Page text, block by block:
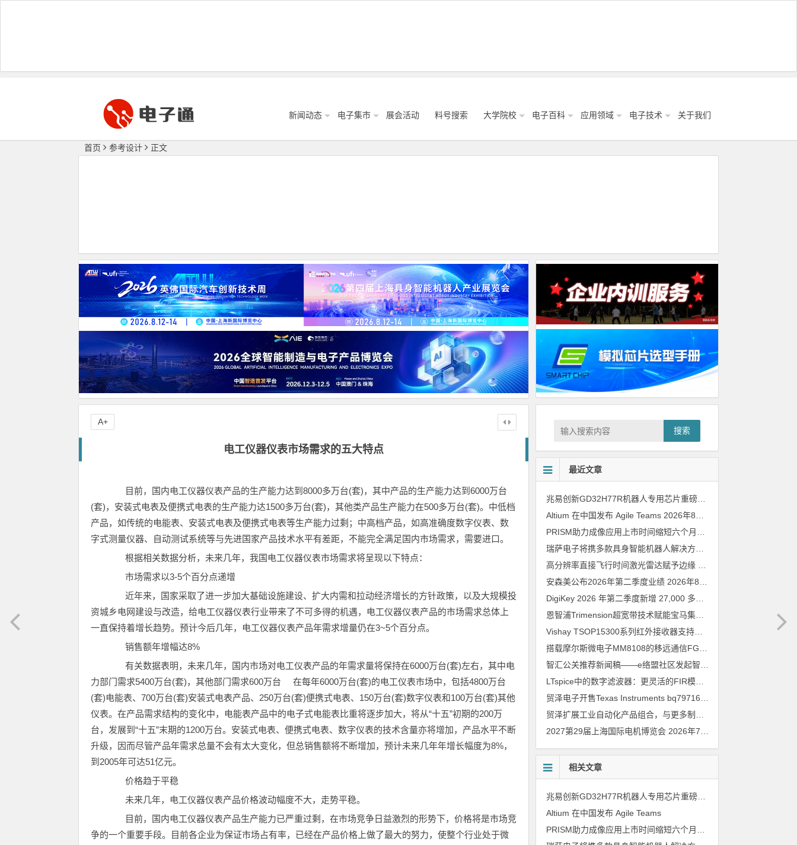
新闻动态 电子集市 展会活动 料号搜索 大学院校 电子百科 应用领域 电子技术 关于我们
首页 参考设计 正文
电工仪器仪表市场需求的五大特点
目前，国内电工仪器仪表产品的生产能力达到8000多万台(套)，其中产品的生产能力达到6000万台
(套)，安装式电表及便携式电表的生产能力达1500多万台(套)，其他类产品生产能力在500多万台(套)。中低档
产品，如传统的电能表、安装式电表及便携式电表等生产能力过剩；中高档产品，如高准确度数字仪表、数
字式测量仪器、自动测试系统等与先进国家产品技术水平有差距，不能完全满足国内市场需求，需要进口。
根据相关数据分析，未来几年，我国电工仪器仪表市场需求将呈现以下特点：
市场需求以3-5个百分点递增
近年来，国家采取了进一步加大基础设施建设、扩大内需和拉动经济增长的方针政策，以及大规模投
资城乡电网建设与改造，给电工仪器仪表行业带来了不可多得的机遇，电工仪器仪表产品的市场需求总体上
一直保持着增长趋势。预计今后几年，电工仪器仪表产品年需求增量仍在3~5个百分点。
销售额年增幅达8%
有关数据表明，未来几年，国内市场对电工仪表产品的年需求量将保持在6000万台(套)左右，其中电
力部门需求5400万台(套)，其他部门需求600万台 在每年6000万台(套)的电工仪表市场中，包括4800万台
(套)电能表、700万台(套)安装式电表产品、250万台(套)便携式电表、150万台(套)数字仪表和100万台(套)其他
仪表。在产品需求结构的变化中，电能表产品中的电子式电能表比重将逐步加大，将从“十五”初期的200万
台，发展到“十五”末期的1200万台。安装式电表、便携式电表、数字仪表的技术含量亦将增加，产品水平不断
升级，因而尽管产品年需求总量不会有太大变化，但总销售额将不断增加，预计未来几年年增长幅度为8%，
到2005年可达51亿元。
价格趋于平稳
未来几年，电工仪器仪表产品价格波动幅度不大，走势平稳。
目前，国内电工仪器仪表产品生产能力已严重过剩，在市场竞争日益激烈的形势下，价格将是市场竞
争的一个重要手段。目前各企业为保证市场占有率，已经在产品价格上做了最大的努力，使整个行业处于微
A+
搜索
最近文章
兆易创新GD32H77R机器人专用芯片重磅亮相，精准赋能伺服驱动与关节控制
Altium 在中国发布 Agile Teams 2026年8月6日
安森美公布2026年第二季度业绩 2026年8月6日
恩智浦Trimension超宽带技术赋能宝马集团Digital Key Plus及生命体存在检测功能
Vishay TSOP15300系列红外接收器支持所有主流遥控代码
2026年
LTspice中的数字滤波器：更灵活的FIR模型
2027第29届上海国际电机博览会 2026年7月30日
相关文章
兆易创新GD32H77R机器人专用芯片重磅亮相，精准赋能伺服驱动与关节控制
Altium 在中国发布 Agile Teams